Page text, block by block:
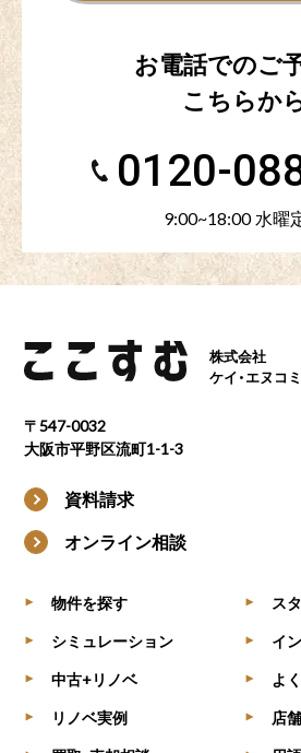
お電話でのご
こちらか
0120-
9:00~18:00 水曜
株式会社
ケイ・エヌコ
〒547-0032
大阪市平野区流町1-1-3
資料請求
オンライン相談
▶ 物件を探す
▶ シミュレーション
▶ 中古+リノベ
▶ リノベ実例
▶ ス
▶ イ
▶ よ
▶ 店